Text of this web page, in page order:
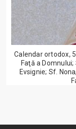
Calendar ortodox,
Faţă a Domnului;
Evsignie; Sf.